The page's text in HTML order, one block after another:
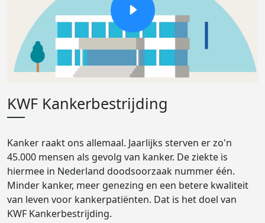
KWF Kankerbestrijding
Kanker raakt ons allemaal. Jaarlijks sterven er zo'n
45.000 mensen als gevolg van kanker. De ziekte is
hiermee in Nederland doodsoorzaak nummer één.
Minder kanker, meer genezing en een betere kwaliteit
van leven voor kankerpatiënten. Dat is het doel van
KWF Kankerbestrijding.